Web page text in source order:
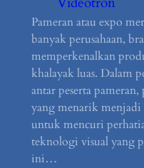
Pameran atau expo
banyak perusahaan,
memperkenalkan
khalayak luas. Dalam
antar peserta
yang menarik menjadi
untuk mencuri
teknologi visual yang
ini…